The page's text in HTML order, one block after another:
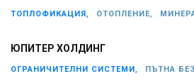
ТОПЛОФИКАЦИЯ, ОТОПЛЕНИЕ,
ЮПИТЕР ХОЛДИНГ
ОГРАНИЧИТЕЛНИ СИСТЕМИ,
ПЪТНА